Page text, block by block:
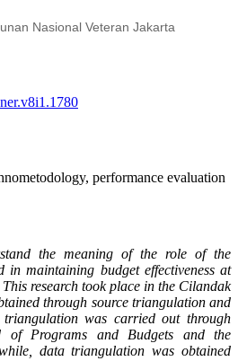
Nasional Veteran Jakarta
performance evaluation
the meaning of the role of the
in maintaining budget effectiveness at
research took place in the Cilandak
through source triangulation and
was carried out through
of Programs and Budgets and the
data triangulation was obtained